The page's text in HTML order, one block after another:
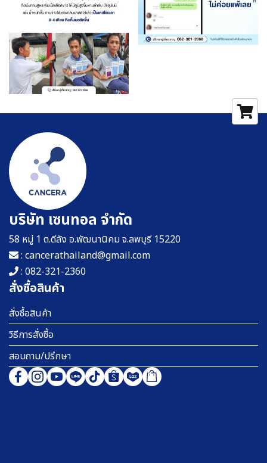
บริษัท เซนทอล จำกัด
58 หมู่ 1 ต.ดีลัง อ.พัฒนานิคม จ.ลพบุรี 15220
: cancerathailand@gmail.com
: 082-321-2360
สั่งซื้อสินค้า
สั่งซื้อสินค้า
วิธีการสั่งซื้อ
สอบถาม/ปรึกษา